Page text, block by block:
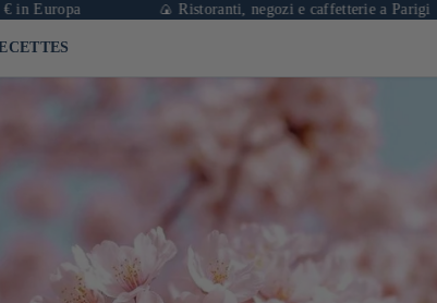
🍙 Ristoranti, negozi e caffetterie a Parigi